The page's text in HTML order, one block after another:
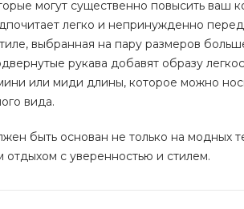
могут существенно повысить ваш
легко и непринужденно
выбранная на пару размеров
рукава добавят образу
или миди длины, которое можно
вида.
быть основан не только на модных
отдыхом с уверенностью и стилем.